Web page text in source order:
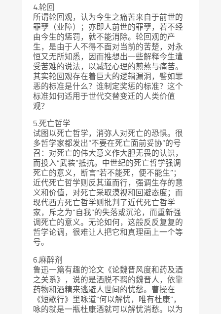
4.轮回
所谓轮回观，认为今生之痛苦来自于前世的
罪孽（业障）；亦即人前世的罪孽，若不经
由今生的惩罚，就不能消除。轮回观的产
生，是由于人不得不面对当前的苦楚，对永
恒又无所知悉，因而推想出一些解释今生遭
受苦难的说法，以减轻心理的煎熬与痛苦。
其实轮回观存在着巨大的逻辑漏洞，譬如罪
恶的标准是什么？谁制定奖惩的标准？这个
标准如何适用于世代交替变迁的人类价值
观？
5.死亡哲学
试图以死亡哲学，消弥人对死亡的恐惧。很
多哲学家都发出“不要在死亡面前妥协”的号
召：对死亡的伟大意义作大胆无畏的认识，
而投入“武装”抵抗。中世纪的死亡哲学强调
死亡的意义，断言“若不能死，便不能生”；
近代死亡哲学则反其道而行，强调生存的意
义和价值，对死亡采取漠视和回避态度；而
现代西方死亡哲学则批判了近代死亡哲学
家，斥之为“自我”的失落或沉沦，而重新强
调死亡的意义。无论如何，这般反反复复的
哲学论调，很难让人把它和真理画上一个等
号。
6.麻醉剂
鲁迅一篇有趣的论文《论魏晋风度和药及酒
之关系》，说的是洒脱不羁的魏晋人，依靠
药物和酒精来逃避人世间的忧愁。曹操在
《短歌行》里咏道“何以解忧，唯有杜康”，
咏的就是一瓶杜康酒就可以解忧消愁。以为